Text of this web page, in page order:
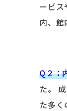
ービ
内、館
Q２：
た。
た多く